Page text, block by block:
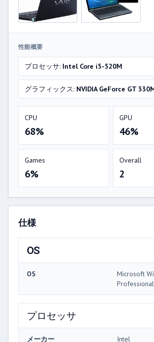
性能概要
プロセッサ: Intel Core i5-520M
グラフィックス: NVIDIA GeForce GT
CPU
68%
GPU
46%
Games
6%
Overall
2
仕様
OS
OS
Microsoft
Professional
プロセッサ
メーカー Intel